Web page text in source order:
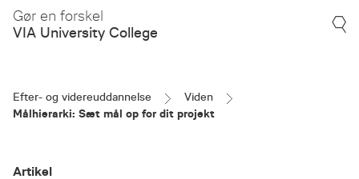
Gør en forskel
VIA University College
Efter- og videreuddannelse
Viden
Målhierarki: Sæt mål op for dit projekt
Artikel